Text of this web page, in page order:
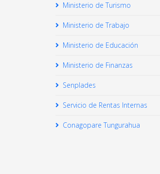
Ministerio de Turismo
Ministerio de Trabajo
Ministerio de Educación
Ministerio de Finanzas
Senplades
Servicio de Rentas Internas
Conagopare Tungurahua